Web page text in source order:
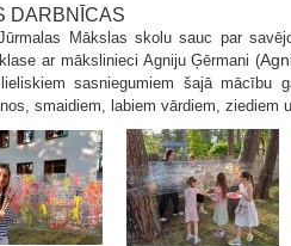
DARBNĪCAS
Mākslas skolu sauc par
ar mākslinieci Agniju Ģērmani (
sasniegumiem šajā mācību
smaidiem, labiem vārdiem, ziediem